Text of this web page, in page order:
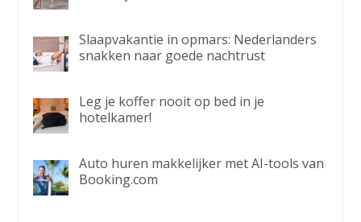
Slaapvakantie in opmars: Nederlanders
snakken naar goede nachtrust
Leg je koffer nooit op bed in je
hotelkamer!
Auto huren makkelijker met AI-tools van
Booking.com